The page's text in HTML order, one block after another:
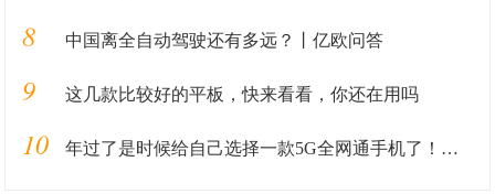
8 中国离全自动驾驶还有多远？丨亿欧问答
9 这几款比较好的平板，快来看看，你还在用吗
10 年过了是时候给自己选择一款5G全网通手机了！值得选的3款5G手机